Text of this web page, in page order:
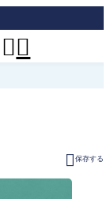

 保存する